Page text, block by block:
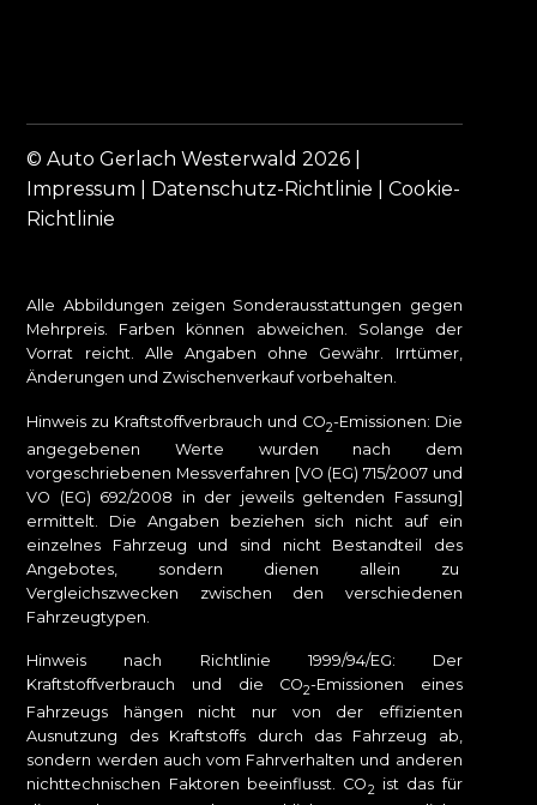
© Auto Gerlach Westerwald 2026 |
Impressum
Datenschutz-Richtlinie |Cookie-
Richtlinie
Alle Abbildungen zeigen Sonderausstattungen gegen
Mehrpreis. Farben können abweichen. Solange der
Vorrat reicht. Alle Angaben ohne Gewähr. Irrtümer,
Änderungen und Zwischenverkauf vorbehalten.
Hinweis zu Kraftstoffverbrauch und CO2-Emissionen: Die
angegebenen Werte wurden nach dem
vorgeschriebenen Messverfahren [VO (EG) 715/2007 und
VO (EG) 692/2008 in der jeweils geltenden Fassung]
ermittelt. Die Angaben beziehen sich nicht auf ein
einzelnes Fahrzeug und sind nicht Bestandteil des
Angebotes, sondern dienen allein zu
Vergleichszwecken zwischen den verschiedenen
Fahrzeugtypen.
Hinweis nach Richtlinie 1999/94/EG: Der
Kraftstoffverbrauch und die CO2-Emissionen eines
Fahrzeugs hängen nicht nur von der effizienten
Ausnutzung des Kraftstoffs durch das Fahrzeug ab,
sondern werden auch vom Fahrverhalten und anderen
nichttechnischen Faktoren beeinflusst. CO2
ist das für